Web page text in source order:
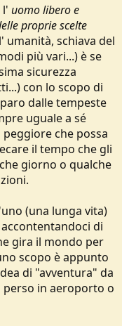
l' uomo libero e
proprie scelte
umanità, schiava del
più vari...) è se
sicurezza
con lo scopo di
dalle tempeste
uguale a sé
che possa
il tempo che gli
giorno o qualche
(una lunga vita)
di
gira il mondo per
scopo è appunto
di "avventura" da
perso in aeroporto o